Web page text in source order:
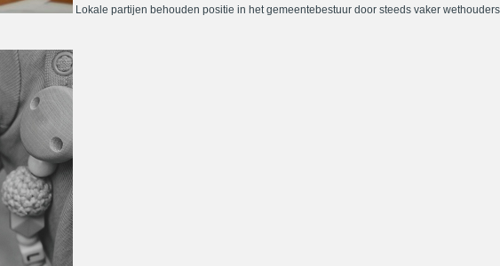
Lokale partijen behouden positie in het gemeentebestuur door steeds vaker wethouders